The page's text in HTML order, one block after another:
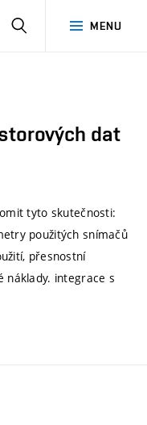
MENU
dat
tyto skutečnosti:
použitých snímačů
přesnostní
náklady. integrace s